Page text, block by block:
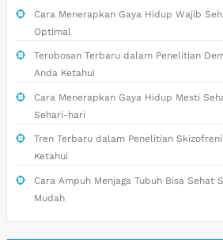
Cara Menerapkan Gaya Hidup Wajib
Optimal
Terobosan Terbaru dalam Penelitian
Anda Ketahui
Cara Menerapkan Gaya Hidup Mesti
Sehari-hari
Tren Terbaru dalam Penelitian
Ketahui
Cara Ampuh Menjaga Tubuh Bisa Sehat
Mudah